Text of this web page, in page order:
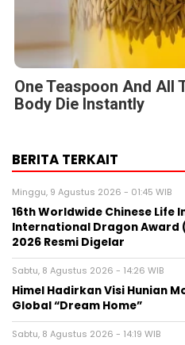
One Teaspoon And All
Body Die Instantly
BERITA TERKAIT
Minggu, 9 Agustus 2026 - 01:45 WIB
16th Worldwide Chinese Life
International Dragon Award
2026 Resmi Digelar
Sabtu, 8 Agustus 2026 - 14:26 WIB
Himel Hadirkan Visi Hunian
Global “Dream Home”
Sabtu, 8 Agustus 2026 - 14:19 WIB